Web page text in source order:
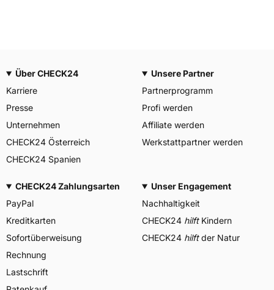
Über CHECK24
Karriere
Presse
Unternehmen
CHECK24 Österreich
CHECK24 Spanien
Unsere Partner
Partnerprogramm
Profi werden
Affiliate werden
Werkstattpartner werden
CHECK24 Zahlungsarten
PayPal
Kreditkarten
Sofortüberweisung
Rechnung
Lastschrift
Unser Engagement
Nachhaltigkeit
CHECK24 hilftKindern
CHECK24 hilftder Natur